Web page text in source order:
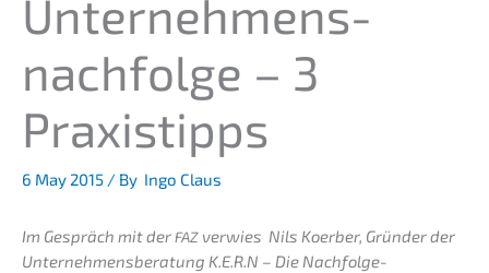
Unternehmens­
nachfolge – 3
Praxistipps
6 May 2015 / By Ingo Claus
Im Gespräch mit derFAZ verwies Nils Koerber, Gründer der
Unternehmens­beratung K.E.R.N – Die Nachfolge­